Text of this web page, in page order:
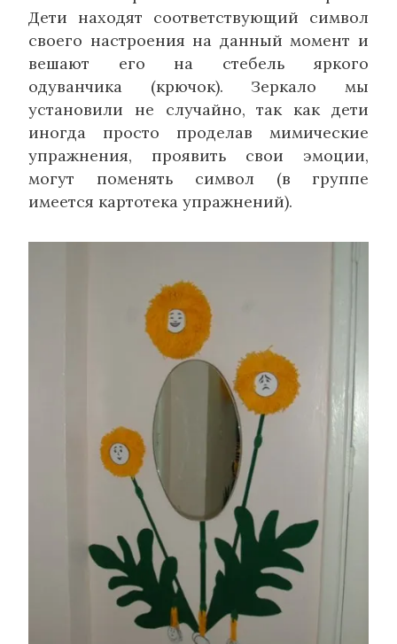
Дети находят соответствующий символ
своего настроения на данный момент и
вешают его на стебель яркого
одуванчика (крючок). Зеркало мы
установили не случайно, так как дети
иногда просто проделав мимические
упражнения, проявить свои эмоции,
могут поменять символ (в группе
имеется картотека упражнений).